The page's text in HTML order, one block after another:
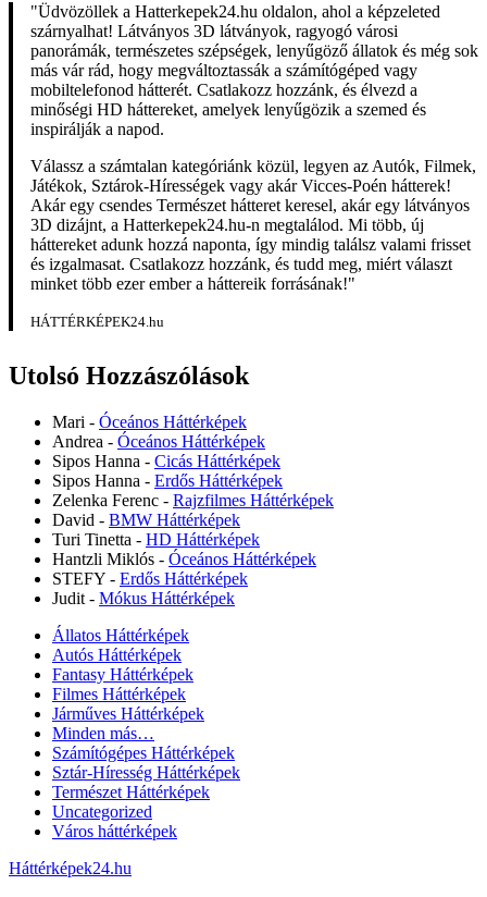
"Üdvözöllek a Hatterkepek24.hu oldalon, ahol a képzeleted
szárnyalhat! Látványos 3D látványok, ragyogó városi
panorámák, természetes szépségek, lenyűgöző állatok és még sok
más vár rád, hogy megváltoztassák a számítógéped vagy
mobiltelefonod hátterét. Csatlakozz hozzánk, és élvezd a
minőségi HD háttereket, amelyek lenyűgözik a szemed és
inspirálják a napod.
Válassz a számtalan kategóriánk közül, legyen az Autók, Filmek,
Játékok, Sztárok-Hírességek vagy akár Vicces-Poén hátterek!
Akár egy csendes Természet hátteret keresel, akár egy látványos
3D dizájnt, a Hatterkepek24.hu-n megtalálod. Mi több, új
háttereket adunk hozzá naponta, így mindig találsz valami frisset
és izgalmasat. Csatlakozz hozzánk, és tudd meg, miért választ
minket több ezer ember a háttereik forrásának!"
HÁTTÉRKÉPEK24.hu
Utolsó Hozzászólások
Mari - Óceános Háttérképek
Andrea - Óceános Háttérképek
Sipos Hanna - Cicás Háttérképek
Sipos Hanna - Erdős Háttérképek
Zelenka Ferenc - Rajzfilmes Háttérképek
David - BMW Háttérképek
Turi Tinetta - HD Háttérképek
Hantzli Miklós - Óceános Háttérképek
STEFY - Erdős Háttérképek
Judit - Mókus Háttérképek
Állatos Háttérképek
Autós Háttérképek
Fantasy Háttérképek
Filmes Háttérképek
Járműves Háttérképek
Minden más…
Számítógépes Háttérképek
Sztár-Híresség Háttérképek
Természet Háttérképek
Uncategorized
Város háttérképek
Háttérképek24.hu